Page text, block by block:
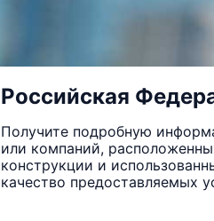
Российская
Получите подробную
или компаний,
конструкции и
качество предоставляемых